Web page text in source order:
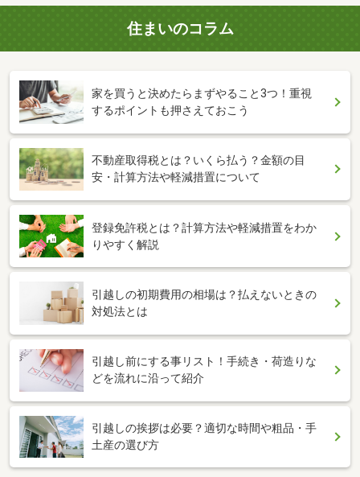
住まいのコラム
家を買うと決めたらまずやること3つ！重視
するポイントも押さえておこう
不動産取得税とは？いくら払う？金額の目
安・計算方法や軽減措置について
登録免許税とは？計算方法や軽減措置をわか
りやすく解説
引越しの初期費用の相場は？払えないときの
対処法とは
引越し前にする事リスト！手続き・荷造りな
どを流れに沿って紹介
引越しの挨拶は必要？適切な時間や粗品・手
土産の選び方